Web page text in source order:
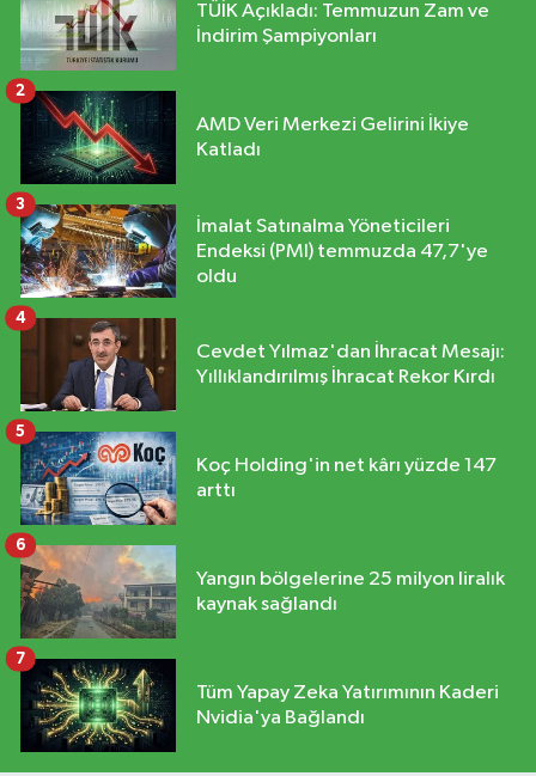
TÜİK Açıkladı: Temmuzun Zam ve
İndirim Şampiyonları
AMD Veri Merkezi Gelirini İkiye
Katladı
2
İmalat Satınalma Yöneticileri
Endeksi (PMI) temmuzda 47,7'ye
oldu
3
Cevdet Yılmaz'dan İhracat Mesajı:
Yıllıklandırılmış İhracat Rekor Kırdı
4
Koç Holding'in net kârı yüzde 147
arttı
5
Yangın bölgelerine 25 milyon liralık
kaynak sağlandı
6
Tüm Yapay Zeka Yatırımının Kaderi
Nvidia'ya Bağlandı
7